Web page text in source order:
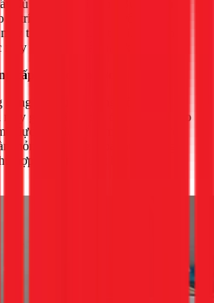
đủ phụ kiện đi kèm. Bước quan
vị trí và dùng thước li-vô để cân
thăng bằng tuyệt đối. Bước này
máy có bị rung lắc hay không.
cấp và thoát nước
dụng cụ chuyên dụng để kết nối
máy giặt. Tất cả các đầu nối, ron cao
lực vừa đủ để đảm bảo kín nước
hỏng ren. Ống thoát nước cũng
hợp để tránh nước bẩn chảy